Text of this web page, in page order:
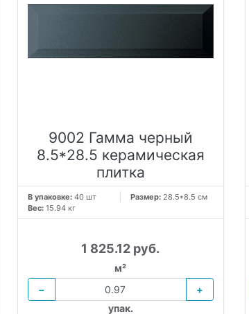
9002 Гамма черный
8.5*28.5 керамическая
плитка
В упаковке:40 шт Размер: 28.5*8.5 см
Вес: 15.94 кг
1 825.12 руб.
м²
−
+
упак.